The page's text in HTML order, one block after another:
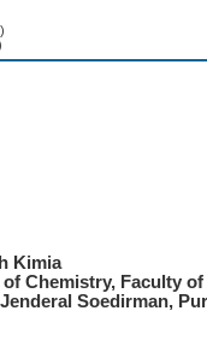
Kimia
of Chemistry, Faculty
Soedirman,